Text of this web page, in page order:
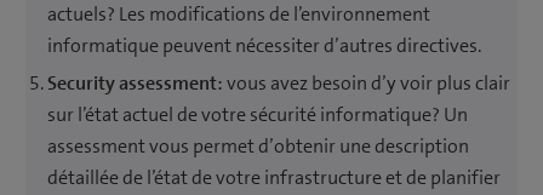
actuels? Les modifications de l’environnement
informatique peuvent nécessiter d’autres directives.
Security assessment:vous avez besoin d’y voir plus clair
sur l’état actuel de votre sécurité informatique? Un
assessment vous permet d’obtenir une description
détaillée de l’état de votre infrastructure et de planifier